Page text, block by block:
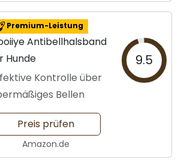
Premium-Leistung
Antibellhalsband
Hunde
Kontrolle über
Bellen
9.5
Preis prüfen
Amazon.de